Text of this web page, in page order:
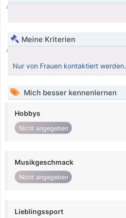
Meine Kriterien
Nur von Frauen kontaktiert werden.
Mich besser kennenlernen
Hobbys
Nicht angegeben
Musikgeschmack
Nicht angegeben
Lieblingssport